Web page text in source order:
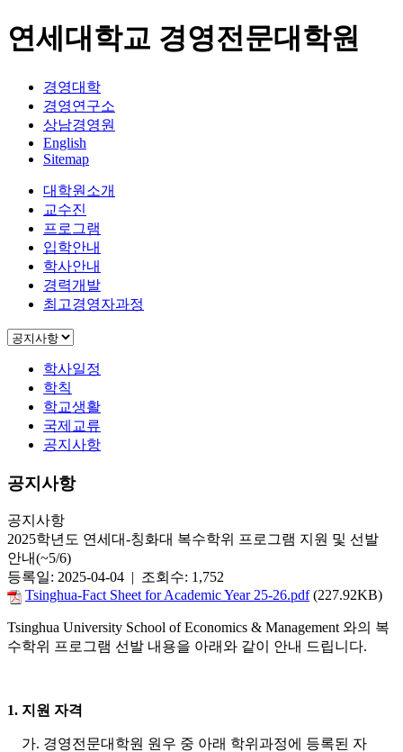
연세대학교 경영전문대학원
경영대학
경영연구소
상남경영원
English
Sitemap
대학원소개
교수진
프로그램
입학안내
학사안내
경력개발
최고경영자과정
학사일정
학칙
학교생활
국제교류
공지사항
공지사항
공지사항
2025학년도 연세대-칭화대 복수학위 프로그램 지원 및 선발
안내(~5/6)
등록일: 2025-04-04 | 조회수: 1,752
Tsinghua-Fact Sheet for Academic Year 25-26.pdf(227.92KB)
Tsinghua University School of Economics & Management 와의 복
수학위 프로그램 선발 내용을 아래와 같이 안내 드립니다.
1. 지원 자격
가. 경영전문대학원 원우 중 아래 학위과정에 등록된 자